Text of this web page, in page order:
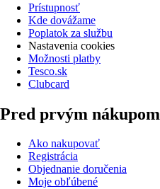
Prístupnosť
Kde dovážame
Poplatok za službu
Nastavenia cookies
Možnosti platby
Tesco.sk
Clubcard
Pred prvým nákupom
Ako nakupovať
Registrácia
Objednanie doručenia
Moje obľúbené